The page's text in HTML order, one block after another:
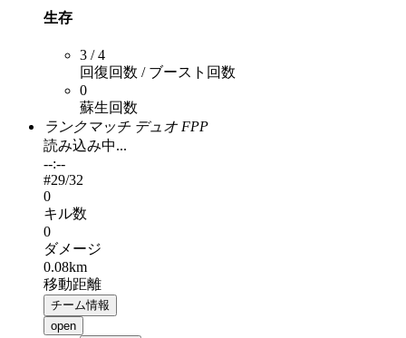
生存
3 / 4
回復回数 / ブースト回数
0
蘇生回数
ランクマッチ デュオ FPP
読み込み中...
--:--
#29/32
0
キル数
0
ダメージ
0.08km
移動距離
チーム情報
open